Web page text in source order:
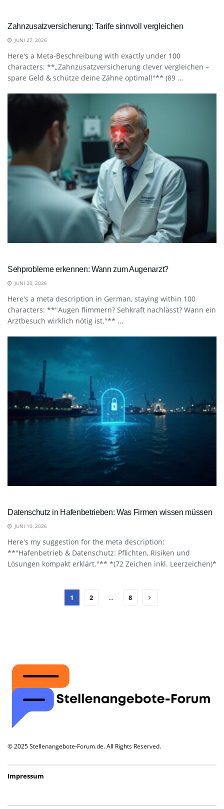
Zahnzusatzversicherung: Tarife sinnvoll vergleichen
JUNI 27, 2026
Here's a Meta-Beschreibung with exactly under 100
characters: **„Zahnzusatzversicherung clever vergleichen –
spare Geld & schütze deine Zähne optimal!"** (89 ...
Sehprobleme erkennen: Wann zum Augenarzt?
JUNI 20, 2026
Here's a meta description in German, staying within 100
characters: **"Augen flimmern? Sehkraft nachlässt? Wann ein
Arztbesuch wirklich nötig ist."** ...
Datenschutz in Hafenbetrieben: Was Firmen wissen müssen
JUNI 10, 2026
Here's my suggestion for the meta description:
**"Hafenbetrieb & Datenschutz: Pflichten, Risiken und
Lösungen kompakt erklärt."** *(72 Zeichen inkl. Leerzeichen)*
1 2 … 8
© 2025 Stellenangebote-Forum.de. All Rights Reserved.
Impressum